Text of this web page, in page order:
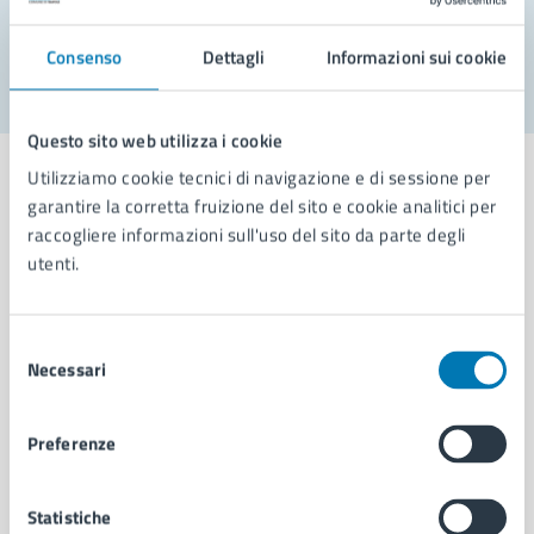
Consenso Dettagli Informazioni sui cookie
Questo sito web utilizza i cookie
Utilizziamo cookie tecnici di navigazione e di sessione per
garantire la corretta fruizione del sito e cookie analitici per
raccogliere informazioni sull'uso del sito da parte degli
utenti.
delNecessari
Preferenze
Statistiche
Aree amministrative
Municipalità
Uffici
Politici